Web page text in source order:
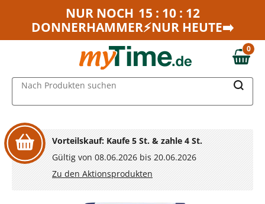
Zum Hauptinhalt springen
Zur Navigation springen
NUR NOCH 15 : 10 : 12
DONNERHAMMER⚡NUR HEUTE➡️
0,00 €
0
Nach Produkten suchen
Vorteilskauf: Kaufe 5 St. & zahle 4 St.
Gültig von 08.06.2026 bis 20.06.2026
Zu den Aktionsprodukten